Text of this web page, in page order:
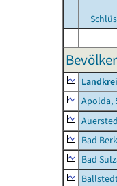
Apolda,
Bad
Bad